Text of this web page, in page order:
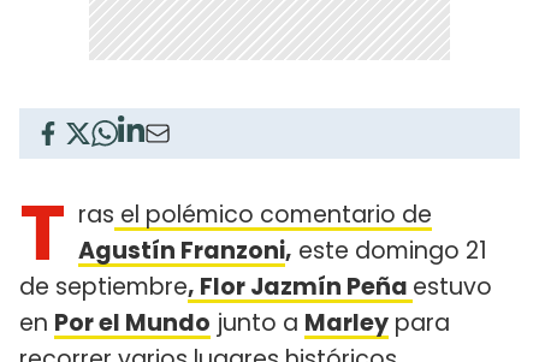
T ras el polémico comentario de
Agustín Franzoni, este domingo 21
de septiembre, Flor Jazmín Peña estuvo
en Por el Mundo junto a Marley para